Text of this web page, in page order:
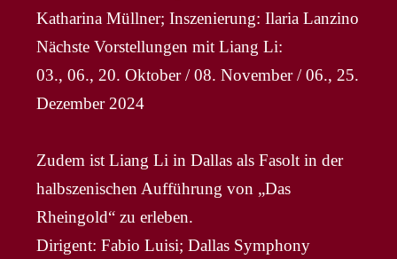
Katharina Müllner; Inszenierung: Ilaria Lanzino
Nächste Vorstellungen mit Liang Li:
03., 06., 20. Oktober / 08. November / 06., 25.
Dezember 2024
Zudem ist Liang Li in Dallas als Fasolt in der
halbszenischen Aufführung von „Das
Rheingold“ zu erleben.
Dirigent: Fabio Luisi; Dallas Symphony